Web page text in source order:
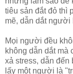
tiêu sản đắt đỏ thì
mẽ, dẫn dắt người
Mọi người đều
không dẫn dắt mà
xả stress, dẫn
lấy một người là